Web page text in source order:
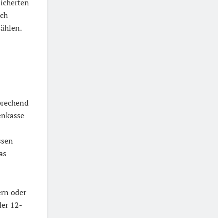
oder
12-